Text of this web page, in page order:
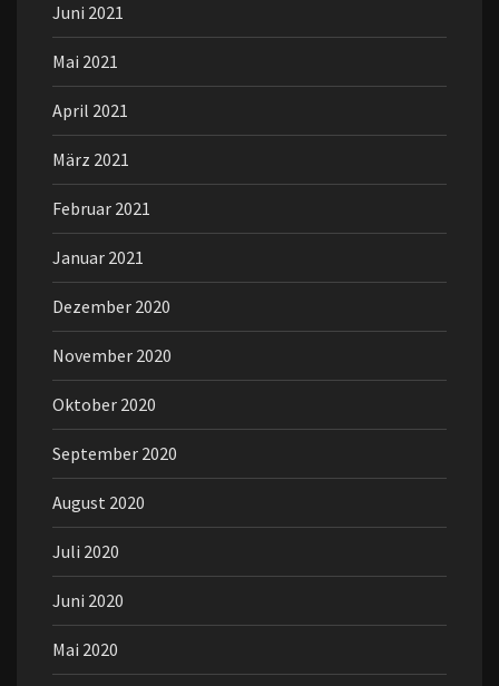
Juni 2021
Mai 2021
April 2021
März 2021
Februar 2021
Januar 2021
Dezember 2020
November 2020
Oktober 2020
September 2020
August 2020
Juli 2020
Juni 2020
Mai 2020